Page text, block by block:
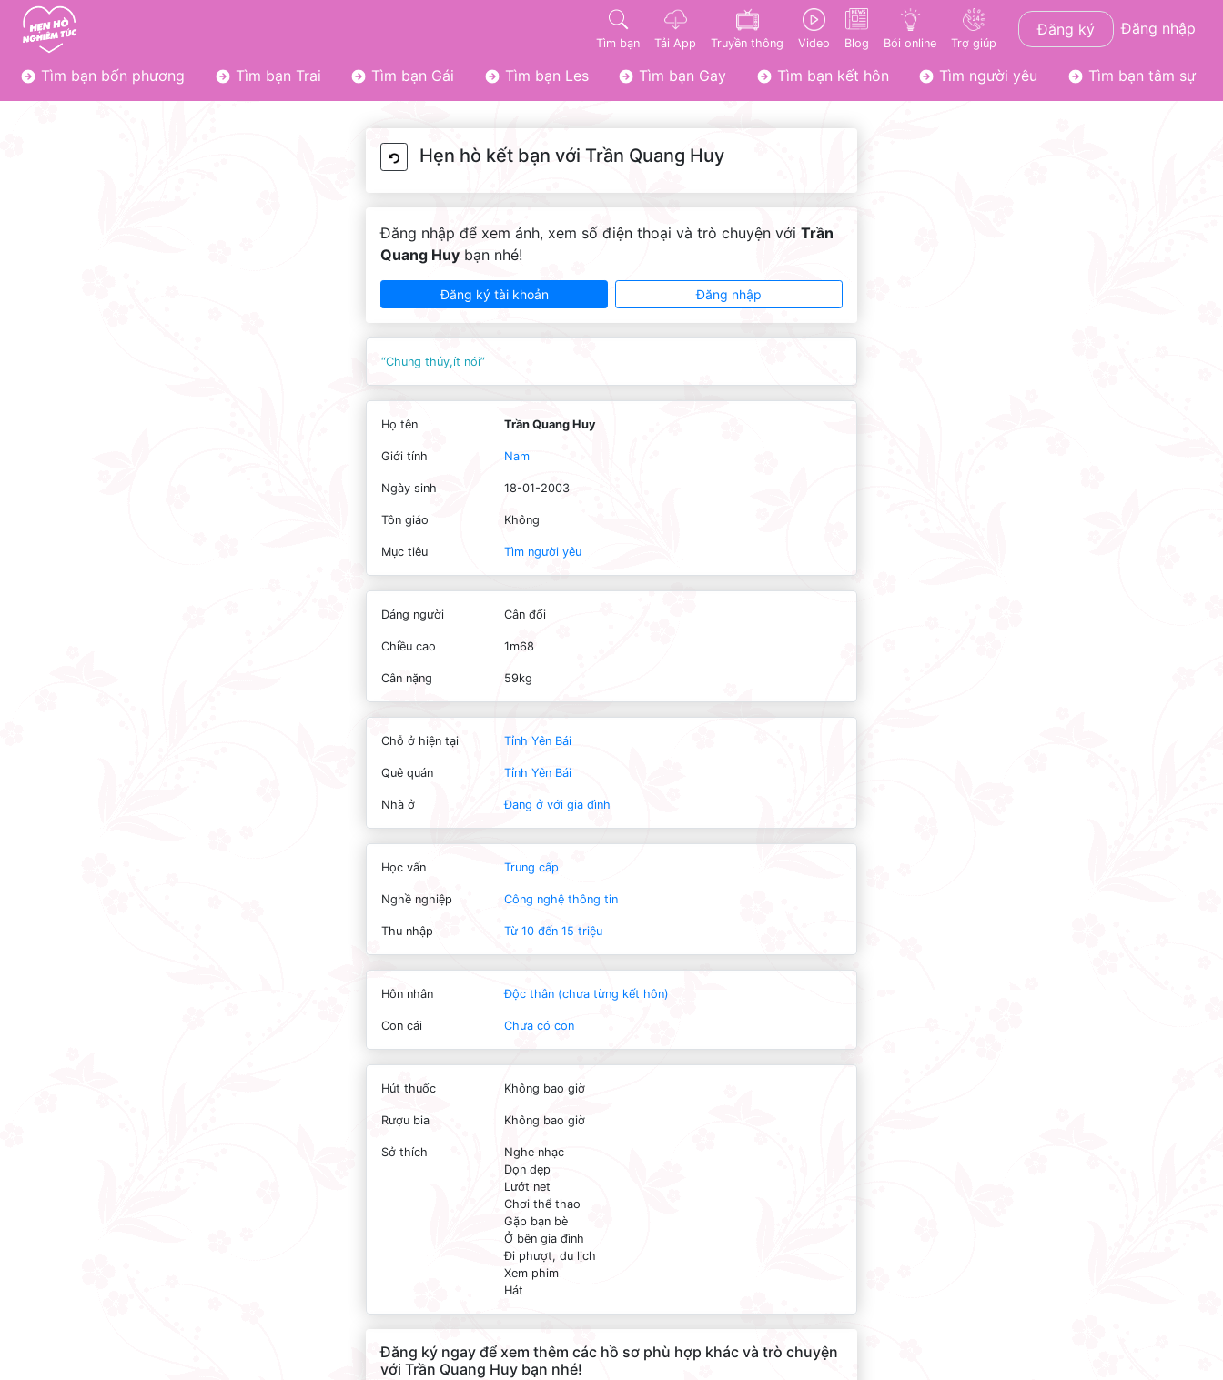
Tìm bạn Tải App Truyền thông Video Blog Bói online Trợ giúp
Đăng ký Đăng nhập
Tìm bạn bốn phương Tìm bạn Trai Tìm bạn Gái Tìm bạn Les Tìm bạn Gay Tìm bạn kết hôn Tìm người yêu Tìm bạn tâm sự
Hẹn hò kết bạn với Trần Quang Huy
Đăng nhập để xem ảnh, xem số điện thoại và trò chuyện với Trần
Quang Huy bạn nhé!
Đăng ký tài khoản Đăng nhập
“Chung thủy,ít nói”
Họ tên Trần Quang Huy
Giới tính Nam
Ngày sinh 18-01-2003
Tôn giáo Không
Mục tiêu Tìm người yêu
Dáng người Cân đối
Chiều cao 1m68
Cân nặng 59kg
Chỗ ở hiện tại Tỉnh Yên Bái
Quê quán Tỉnh Yên Bái
Nhà ở Đang ở với gia đình
Học vấn Trung cấp
Nghề nghiệp Công nghệ thông tin
Thu nhập Từ 10 đến 15 triệu
Hôn nhân Độc thân (chưa từng kết hôn)
Con cái Chưa có con
Hút thuốc Không bao giờ
Rượu bia Không bao giờ
Sở thích
Nghe nhạc
Dọn dẹp
Lướt net
Chơi thể thao
Gặp bạn bè
Ở bên gia đình
Đi phượt, du lịch
Xem phim
Hát
Đăng ký ngay để xem thêm các hồ sơ phù hợp khác và trò chuyện
với Trần Quang Huy bạn nhé!